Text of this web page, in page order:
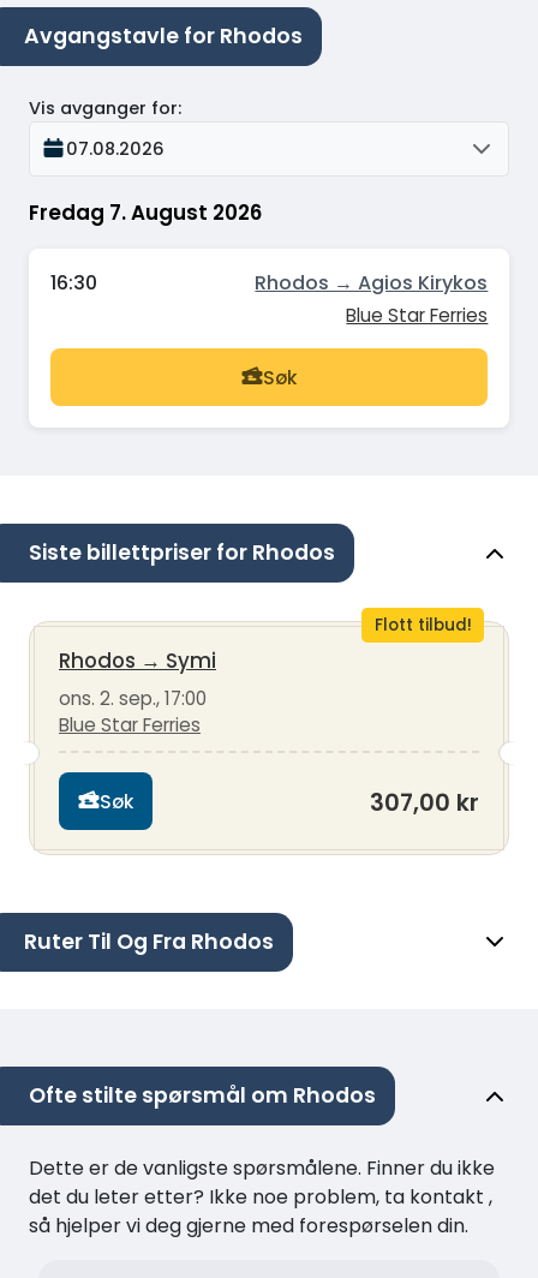
Avgangstavle for Rhodos
Fredag 7. August 2026
Vis avganger for:
07.08.2026
16:30 Rhodos → Agios Kirykos
Blue Star Ferries
Søk
Siste billettpriser for Rhodos
Flott tilbud!
Rhodos → Symi
ons. 2. sep., 17:00
Blue Star Ferries
Søk 307,00 kr
Ruter Til Og Fra Rhodos
Ofte stilte spørsmål om Rhodos
Dette er de vanligste spørsmålene. Finner du ikke
det du leter etter? Ikke noe problem, ta kontakt ,
så hjelper vi deg gjerne med forespørselen din.